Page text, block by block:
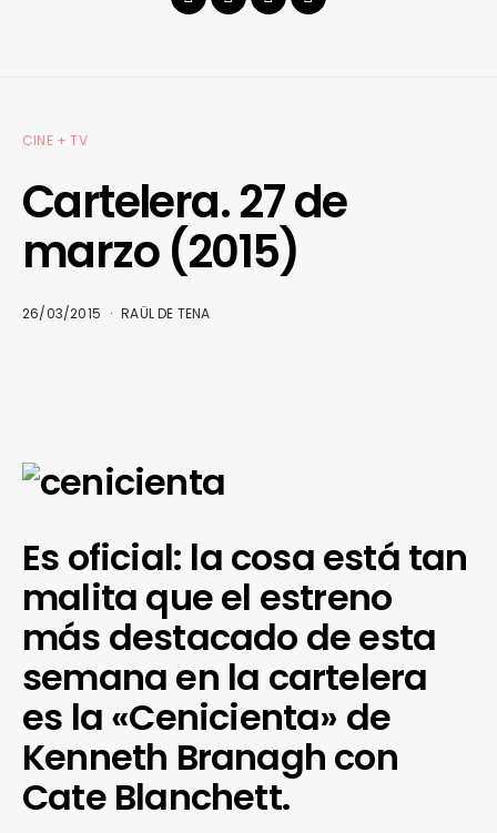
CINE + TV
Cartelera. 27 de
marzo (2015)
26/03/2015 RAÜL DE TENA
Es oficial: la cosa está tan
malita que el estreno
más destacado de esta
semana en la cartelera
es la «Cenicienta» de
Kenneth Branagh con
Cate Blanchett.